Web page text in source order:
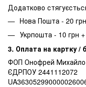
Додатково
Нова Пошта - 20
Укрпошта - 10 грн
3. Оплата на картку /
ФОП Онофрей Михайло
ЄДРПОУ 2441112072